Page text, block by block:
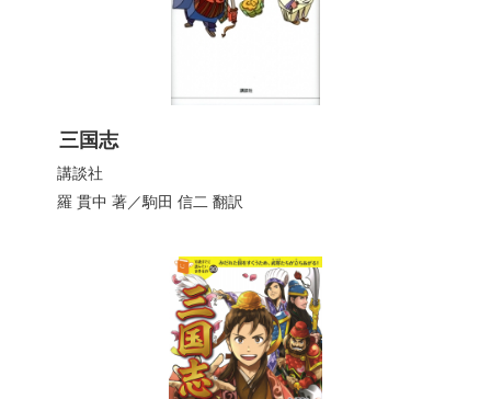
三国志
講談社
羅 貫中 著／駒田 信二 翻訳